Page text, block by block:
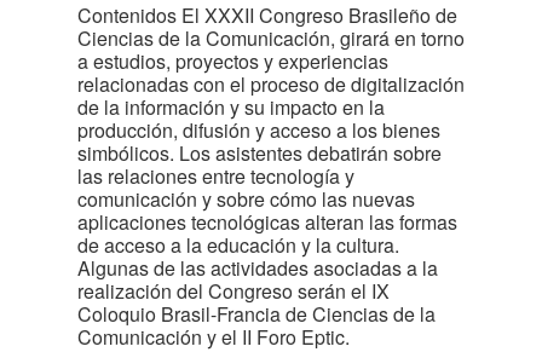
Contenidos El XXXII Congreso Brasileño de
Ciencias de la Comunicación, girará en torno
a estudios, proyectos y experiencias
relacionadas con el proceso de digitalización
de la información y su impacto en la
producción, difusión y acceso a los bienes
simbólicos. Los asistentes debatirán sobre
las relaciones entre tecnología y
comunicación y sobre cómo las nuevas
aplicaciones tecnológicas alteran las formas
de acceso a la educación y la cultura.
Algunas de las actividades asociadas a la
realización del Congreso serán el IX
Coloquio Brasil-Francia de Ciencias de la
Comunicación y el II Foro Eptic.